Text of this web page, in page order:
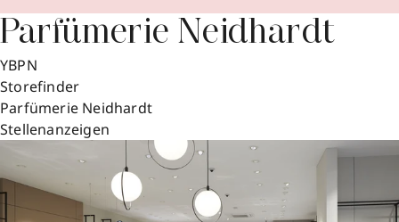
Behandlungen
Inspiration
Über YBPN
Aktionen
Storefinder
Parfümerie Neidhardt
YBPN
Storefinder
Parfümerie Neidhardt
Stellenanzeigen